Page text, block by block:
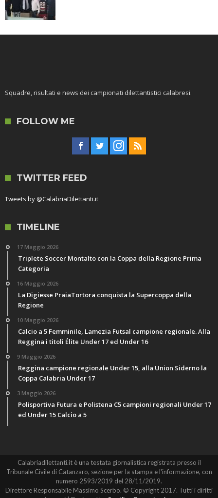
Squadre, risultati e news dei campionati dilettantistici calabresi.
FOLLOW ME
TWITTER FEED
Tweets by @CalabriaDilettanti.it
TIMELINE
17 Maggio 2026
Triplete Soccer Montalto con la Coppa della Regione Prima
Categoria
16 Maggio 2026
La Digiesse PraiaTortora conquista la Supercoppa della
Regione
10 Maggio 2026
Calcio a 5 Femminile, Lamezia Futsal campione regionale. Alla
Reggina i titoli Élite Under 17 ed Under 16
9 Maggio 2026
Reggina campione regionale Under 15, alla Union Siderno la
Coppa Calabria Under 17
3 Maggio 2026
Polisportiva Futura e Polistena C5 campioni regionali Under 17
ed Under 15 Calcio a 5
Calabriadilettanti.it è una testata giornalistica registrata presso il
Tribunale Civile di Catanzaro, sezione per la stampa e l'informazione, con
numero 2593/2019 del 28/11/2019.
Direttore Responsabile Massimo Scerbo. © Copyright 2017. Tutti i diritti